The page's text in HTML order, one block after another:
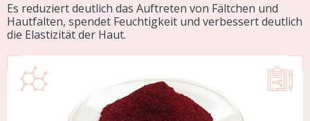
Es reduziert deutlich das Auftreten von Fältchen und
Hautfalten, spendet Feuchtigkeit und verbessert deutlich
die Elastizität der Haut.